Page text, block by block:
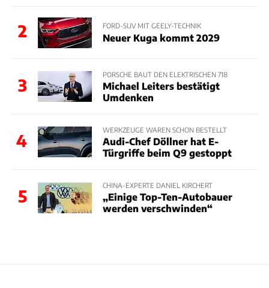
2 FORD-SUV MIT GEELY-TECHNIK
Neuer Kuga kommt 2029
3
PORSCHE BAUT DEN ELEKTRISCHEN 718
Michael Leiters bestätigt
Umdenken
4
WERKZEUGE WAREN SCHON BESTELLT
Audi-Chef Döllner hat E-
Türgriffe beim Q9 gestoppt
5
CHINA-EXPERTE DANIEL KIRCHERT
„Einige Top-Ten-Autobauer
werden verschwinden“